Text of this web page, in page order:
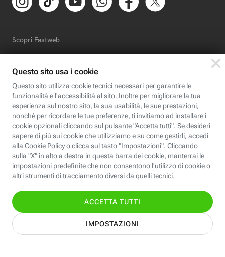
Scopri Fastweb
Credits e note legali
Fastweb.it
Formazione
Fastweb Digital Academy
STEP FuturAbility District
Insieme, siamo futuro